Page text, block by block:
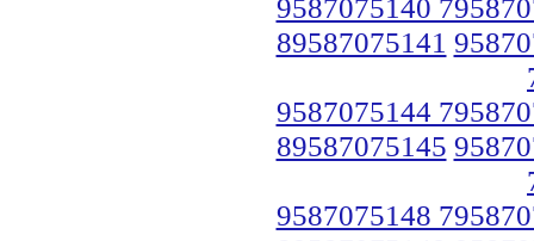
9587075140
89587075141
9587075144
89587075145
9587075148